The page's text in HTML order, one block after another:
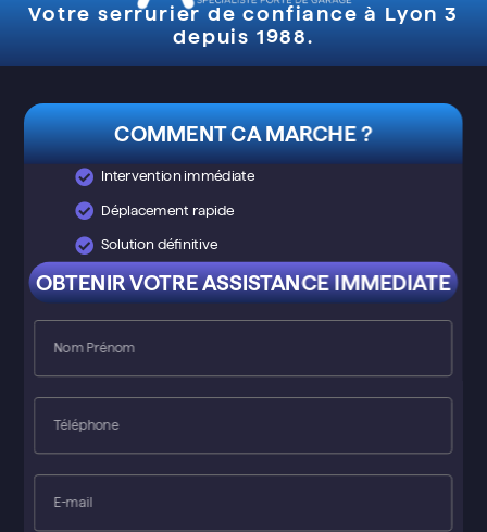
Votre serrurier de confiance à Lyon 3
depuis 1988.
COMMENT CA MARCHE ?
Intervention immédiate
Déplacement rapide
Solution définitive
OBTENIR VOTRE ASSISTANCE IMMEDIATE